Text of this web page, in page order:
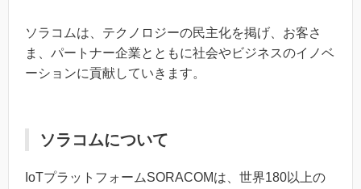
ソラコムは、テクノロジーの民主化を掲げ、お客さ
ま、パートナー企業とともに社会やビジネスのイノベ
ーションに貢献していきます。
ソラコムについて
IoTプラットフォームSORACOMは、世界180以上の